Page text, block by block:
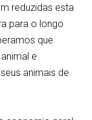
reduzidas esta
para o longo
que
e
animais de